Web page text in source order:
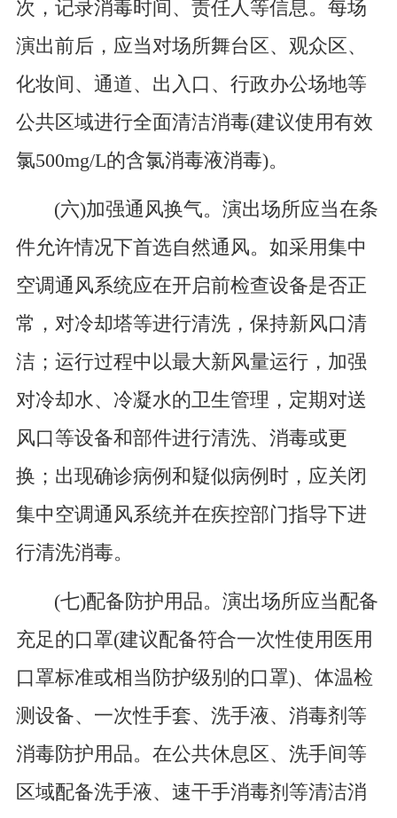
次，记录消毒时间、责任人等信息。每场
演出前后，应当对场所舞台区、观众区、
化妆间、通道、出入口、行政办公场地等
公共区域进行全面清洁消毒(建议使用有效
氯500mg/L的含氯消毒液消毒)。
(六)加强通风换气。演出场所应当在条
件允许情况下首选自然通风。如采用集中
空调通风系统应在开启前检查设备是否正
常，对冷却塔等进行清洗，保持新风口清
洁；运行过程中以最大新风量运行，加强
对冷却水、冷凝水的卫生管理，定期对送
风口等设备和部件进行清洗、消毒或更
换；出现确诊病例和疑似病例时，应关闭
集中空调通风系统并在疾控部门指导下进
行清洗消毒。
(七)配备防护用品。演出场所应当配备
充足的口罩(建议配备符合一次性使用医用
口罩标准或相当防护级别的口罩)、体温检
测设备、一次性手套、洗手液、消毒剂等
消毒防护用品。在公共休息区、洗手间等
区域配备洗手液、速干手消毒剂等清洁消